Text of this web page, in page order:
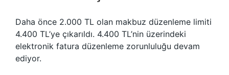
Daha önce 2.000 TL olan makbuz düzenleme limiti
4.400 TL’ye çıkarıldı. 4.400 TL’nin üzerindeki
elektronik fatura düzenleme zorunluluğu devam
ediyor.